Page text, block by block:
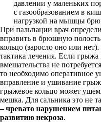
давлении у маленьких
с газообразованием в
нагрузкой на мышцы
При пальпации врач
вправить в брюшную
кольцо (заросло оно или
тактика лечения. Если грыжа
вмешательства не
то необходимо оперативное
вправление и ушивание
грыжевое кольцо может
мешка. Для сальника это не
– чревато нарушением
развитию некроза.